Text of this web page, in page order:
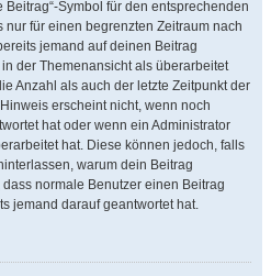
Symbol für den entsprechenden
nur für einen begrenzten Zeitraum nach
jemand auf deinen Beitrag
der Themenansicht als überarbeitet
Anzahl als auch der letzte Zeitpunkt der
erscheint nicht, wenn noch
hat oder wenn ein Administrator
hat. Diese können jedoch, falls
warum dein Beitrag
normale Benutzer einen Beitrag
jemand darauf geantwortet hat.